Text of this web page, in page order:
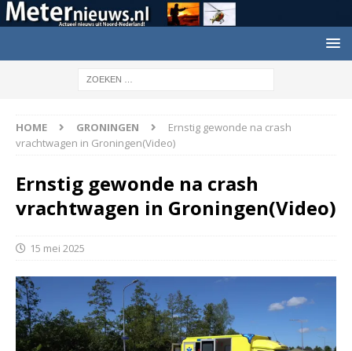
HOME GRONINGEN
Ernstig gewonde na crash
vrachtwagen in Groningen(Video)
Ernstig gewonde na crash
vrachtwagen in Groningen(Video)
15 mei 2025